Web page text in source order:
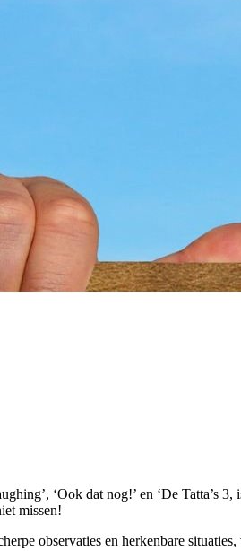
‘Ook dat nog!’ en ‘De Tatta’s
missen!
observaties en herkenbare